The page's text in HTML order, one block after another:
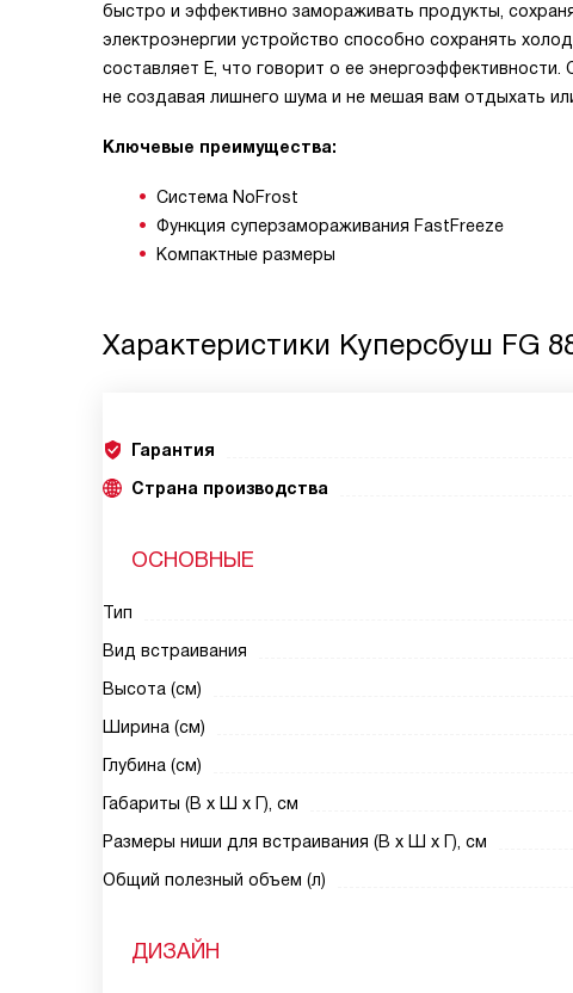
быстро и эффективно замораживать продукты,
электроэнергии устройство способно сохранять
составляет E, что говорит о ее
не создавая лишнего шума и не мешая вам отдыхать
Ключевые преимущества:
Система NoFrost
Функция суперзамораживания FastFreeze
Компактные размеры
Характеристики Куперсбуш FG
Гарантия
Страна производства
ОСНОВНЫЕ
Тип
Вид встраивания
Высота (см)
Ширина (см)
Глубина (см)
Габариты (В х Ш х Г), см
Размеры ниши для встраивания (В х Ш х Г), см
Общий полезный объем (л)
ДИЗАЙН